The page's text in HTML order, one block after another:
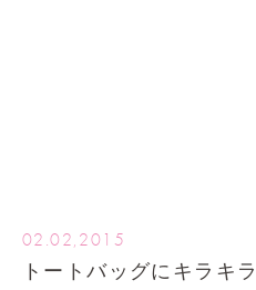
02.02,2015
トートバッグにキラキ